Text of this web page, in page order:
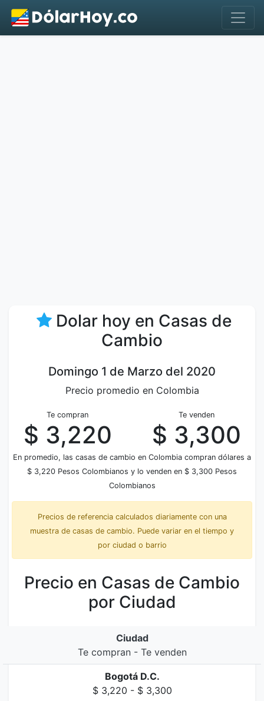
Dolar hoy en Casas de
Cambio
Domingo 1 de Marzo del 2020
Precio promedio en Colombia
Te compran
$ 3,220
Te venden
$ 3,300
En promedio, las casas de cambio en Colombia compran dólares a
$ 3,220 Pesos Colombianos y lo venden en $ 3,300 Pesos
Colombianos
Precios de referencia calculados diariamente con una
muestra de casas de cambio. Puede variar en el tiempo y
por ciudad o barrio
Precio en Casas de Cambio
por Ciudad
Ciudad
Te compran - Te venden
Bogotá D.C.
$ 3,220 - $ 3,300